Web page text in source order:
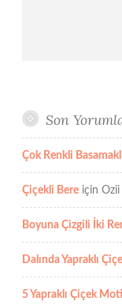
Son
Çok Renkli
Çiçekli Bere için Ozii
Boyuna Çizgili İki
Dalında Yapraklı
5 Yapraklı Çiçek